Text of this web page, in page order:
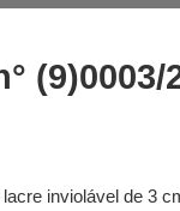
(9)0003/
inviolável de 3